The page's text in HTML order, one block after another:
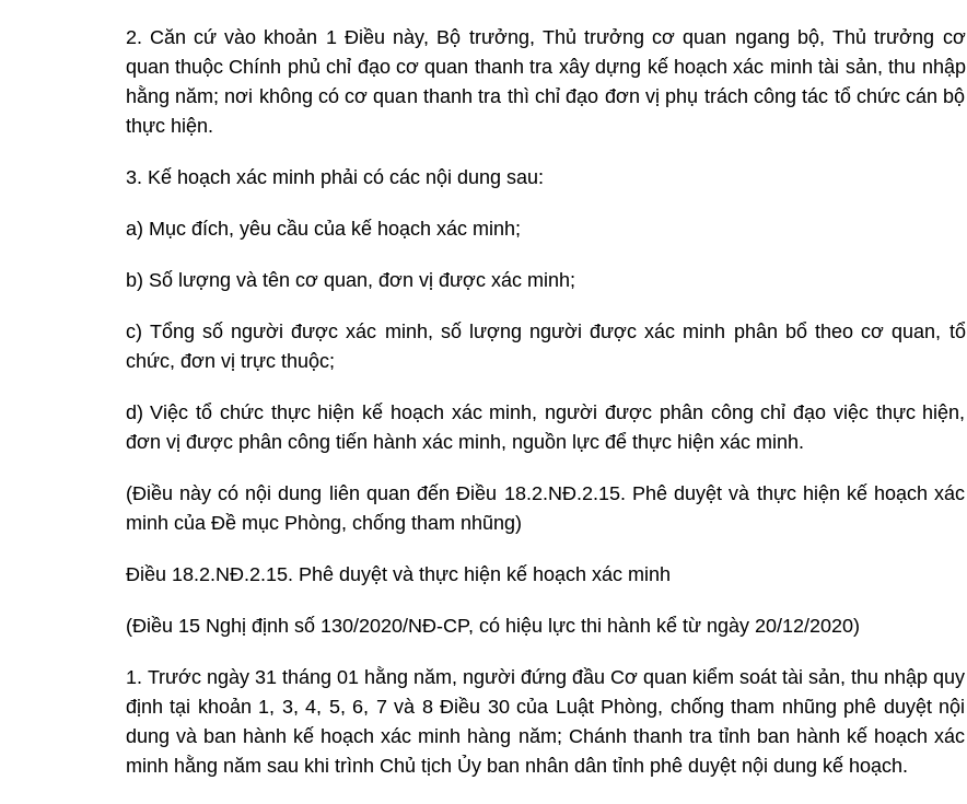
2. Căn cứ vào khoản 1 Điều này, Bộ trưởng, Thủ trưởng cơ quan ngang bộ, Thủ trưởng cơ
quan thuộc Chính phủ chỉ đạo cơ quan thanh tra xây dựng kế hoạch xác minh tài sản, thu nhập
hằng năm; nơi không có cơ quan thanh tra thì chỉ đạo đơn vị phụ trách công tác tổ chức cán bộ
thực hiện.
3. Kế hoạch xác minh phải có các nội dung sau:
a) Mục đích, yêu cầu của kế hoạch xác minh;
b) Số lượng và tên cơ quan, đơn vị được xác minh;
c) Tổng số người được xác minh, số lượng người được xác minh phân bổ theo cơ quan, tổ
chức, đơn vị trực thuộc;
d) Việc tổ chức thực hiện kế hoạch xác minh, người được phân công chỉ đạo việc thực hiện,
đơn vị được phân công tiến hành xác minh, nguồn lực để thực hiện xác minh.
(Điều này có nội dung liên quan đến Điều 18.2.NĐ.2.15. Phê duyệt và thực hiện kế hoạch xác
minh của Đề mục Phòng, chống tham nhũng)
Điều 18.2.NĐ.2.15. Phê duyệt và thực hiện kế hoạch xác minh
(Điều 15 Nghị định số 130/2020/NĐ-CP, có hiệu lực thi hành kể từ ngày 20/12/2020)
1. Trước ngày 31 tháng 01 hằng năm, người đứng đầu Cơ quan kiểm soát tài sản, thu nhập quy
định tại khoản 1, 3, 4, 5, 6, 7 và 8 Điều 30 của Luật Phòng, chống tham nhũng phê duyệt nội
dung và ban hành kế hoạch xác minh hàng năm; Chánh thanh tra tỉnh ban hành kế hoạch xác
minh hằng năm sau khi trình Chủ tịch Ủy ban nhân dân tỉnh phê duyệt nội dung kế hoạch.